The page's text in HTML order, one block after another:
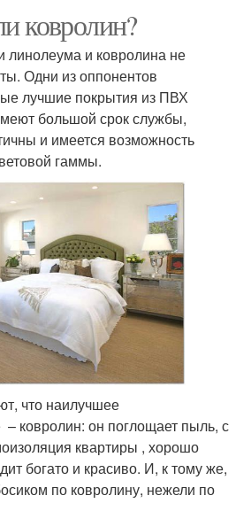
ковролин?
линолеума и ковролина не
Одни из оппонентов
лучшие покрытия из ПВХ
большой срок службы,
и имеется возможность
гаммы.
что наилучшее
ковролин: он поглощает пыль, с
квартиры , хорошо
богато и красиво. И, к тому же,
по ковролину, нежели по